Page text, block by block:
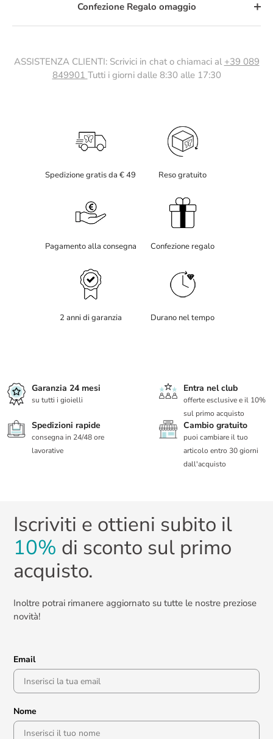
Confezione Regalo omaggio
ASSISTENZA CLIENTI: Scrivici in chat o chiamaci al +39 089
849901 Tutti i giorni dalle 8:30 alle 17:30
Spedizione gratis da € 49 Reso gratuito
Pagamento alla consegna Confezione regalo
2 anni di garanzia Durano nel tempo
Garanzia 24 mesi
su tutti i gioielli
Entra nel club
offerte esclusive e il 10%
sul primo acquisto
Spedizioni rapide
consegna in 24/48 ore
lavorative
Cambio gratuito
puoi cambiare il tuo
articolo entro 30 giorni
dall'acquisto
Iscriviti e ottieni subito il
10% di sconto sul primo
acquisto.
Inoltre potrai rimanere aggiornato su tutte le nostre preziose
novità!
Email
Nome